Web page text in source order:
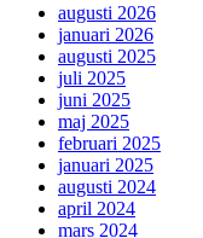
augusti 2026
januari 2026
augusti 2025
juli 2025
juni 2025
maj 2025
februari 2025
januari 2025
augusti 2024
april 2024
mars 2024